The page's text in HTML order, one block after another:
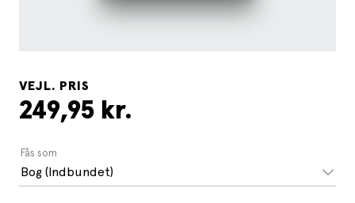
VEJL. PRIS
249,95 kr.
Fås som
Bog (Indbundet)